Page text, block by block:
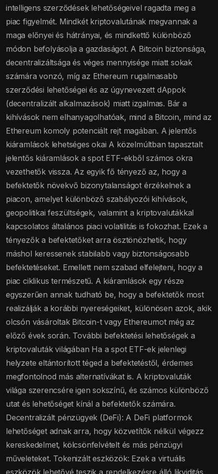
intelligens szerződések lehetőségeivel ragadta meg a
piac figyelmét. Mindkét kriptovalutának megvannak a
maga előnyei és hátrányai, és mindkettő különböző
módon befolyásolja a gazdaságot. A Bitcoin biztonsága,
decentralizáltsága és véges mennyisége miatt sokak
számára vonzó, míg az Ethereum rugalmasabb
szerződési lehetőségei és az úgynevezett dAppok
(decentralizált alkalmazások) miatt izgalmas. Bár a
kihívások nem elhanyagolhatóak, mind a Bitcoin, mind az
Ethereum komoly potenciált rejt magában. A jelentős
kiáramlások lehetséges okai A közelmúltban tapasztalt
jelentős kiáramlások a spot ETF-ekből számos okra
vezethetők vissza. Az egyik fő tényező az, hogy a
befektetők növekvő bizonytalanságot érzékelnek a
piacon, amelyet különböző szabályozói kihívások,
geopolitikai feszültségek, valamint a kriptovalutákkal
kapcsolatos általános piaci volatilitás is fokozhat. Ezek a
tényezők a befektetőket arra ösztönözhetik, hogy
máshol keressenek stabilabb vagy biztonságosabb
befektetéseket. Emellett nem szabad elfelejteni, hogy a
piac ciklikus természetű. A kiáramlások egy része
egyszerűen annak tudható be, hogy a befektetők most
realizálják a korábbi nyereségeiket, különösen azok, akik
olcsón vásároltak Bitcoin-t vagy Ethereumot még az
előző évek során. További befektetési lehetőségek a
kriptovaluták világában Ha a spot ETF-ek jelenlegi
helyzete eltántorított téged a befektetéstől, érdemes
megfontolnod más alternatívákat is. A kriptovaluták
világa szerencsére igen sokszínű, és számos különböző
utat és lehetőséget kínál a befektetők számára.
Decentralizált pénzügyek (DeFi): A DeFi platformok
lehetőséget adnak arra, hogy közvetítők nélkül végezz
kereskedelmet, kölcsönfelvételt és más pénzügyi
műveleteket. Tokenizált eszközök: Ezek a virtuális